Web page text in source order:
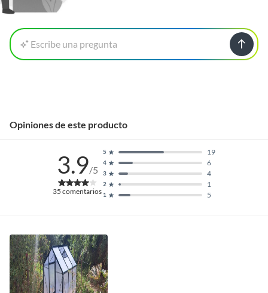
Escribe una pregunta
Opiniones de este producto
3.9/5
35 comentarios 1 5
2 1
3 4
4 6
5 19